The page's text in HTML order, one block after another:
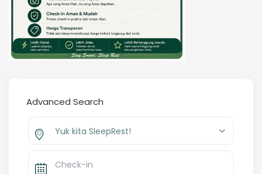
Advanced Search
Yuk kita SleepRest!